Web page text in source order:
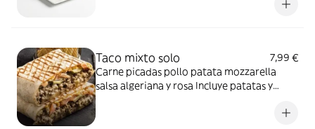
Taco mixto solo
7,99 €
Carne picadas pollo patata mozzarella
salsa algeriana y rosa Incluye patatas y